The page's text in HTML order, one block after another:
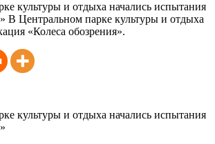
культуры и отдыха начались испытания
В Центральном парке культуры и отдыха
«Колеса обозрения».
культуры и отдыха начались испытания